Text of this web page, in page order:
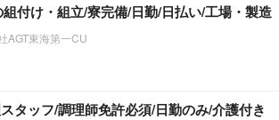
付け・組立/寮完備/日勤/日払い/工場・製造
AGT東海第一CU
スタッフ/調理師免許必須/日勤のみ/介護付き